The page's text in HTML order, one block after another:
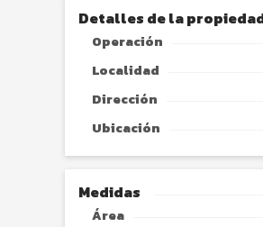
Detalles de la
Operación
Localidad
Dirección
Ubicación
Medidas
Área